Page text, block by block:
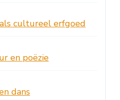
cultureel erfgoed
en poëzie
dans